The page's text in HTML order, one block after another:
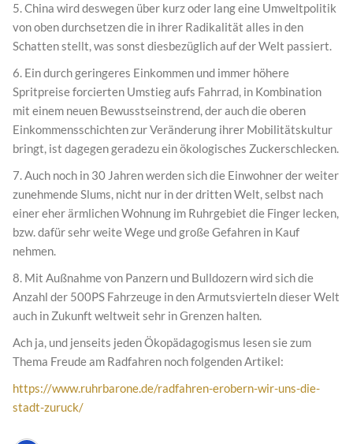
5. China wird deswegen über kurz oder lang eine Umweltpolitik
von oben durchsetzen die in ihrer Radikalität alles in den
Schatten stellt, was sonst diesbezüglich auf der Welt passiert.
6. Ein durch geringeres Einkommen und immer höhere
Spritpreise forcierten Umstieg aufs Fahrrad, in Kombination
mit einem neuen Bewusstseinstrend, der auch die oberen
Einkommensschichten zur Veränderung ihrer Mobilitätskultur
bringt, ist dagegen geradezu ein ökologisches Zuckerschlecken.
7. Auch noch in 30 Jahren werden sich die Einwohner der weiter
zunehmende Slums, nicht nur in der dritten Welt, selbst nach
einer eher ärmlichen Wohnung im Ruhrgebiet die Finger lecken,
bzw. dafür sehr weite Wege und große Gefahren in Kauf
nehmen.
8. Mit Außnahme von Panzern und Bulldozern wird sich die
Anzahl der 500PS Fahrzeuge in den Armutsvierteln dieser Welt
auch in Zukunft weltweit sehr in Grenzen halten.
Ach ja, und jenseits jeden Ökopädagogismus lesen sie zum
Thema Freude am Radfahren noch folgenden Artikel:
https://www.ruhrbarone.de/radfahren-erobern-wir-uns-die-
stadt-zuruck/